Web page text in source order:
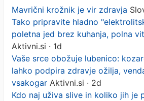
Mavrični krožnik je vir zdravja
Tako pripravite hladno
poletna jed brez kuhanja, polna
Aktivni.si · 1d
Vaše srce obožuje lubenico:
lahko podpira zdravje ožilja,
vsakogar Aktivni.si · 2d
Kdo naj uživa slive in koliko jih je